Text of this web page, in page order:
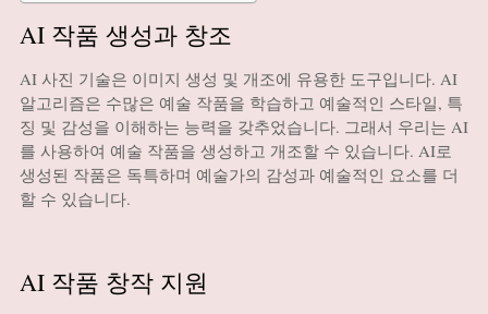
AI 작품 생성과 창조
AI 사진 기술은 이미지 생성 및 개조에 유용한 도구입니다. AI
알고리즘은 수많은 예술 작품을 학습하고 예술적인 스타일, 특
징 및 감성을 이해하는 능력을 갖추었습니다. 그래서 우리는 AI
를 사용하여 예술 작품을 생성하고 개조할 수 있습니다. AI로
생성된 작품은 독특하며 예술가의 감성과 예술적인 요소를 더
할 수 있습니다.
AI 작품 창작 지원